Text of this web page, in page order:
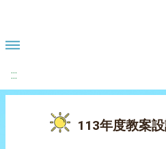
:::
113年度教案